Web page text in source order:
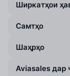
Ширкатҳои
Самтҳо
Шаҳрҳо
Aviasales дар